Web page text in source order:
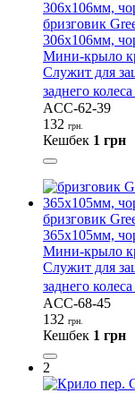
бризговик
306х106мм,
Мини-крыло
Служит для
заднего
ACC-62-39
132 грн.
Кешбек 1 грн
бризговик
365х105мм,
Мини-крыло
Служит для
заднего
ACC-68-45
132 грн.
Кешбек 1 грн
2